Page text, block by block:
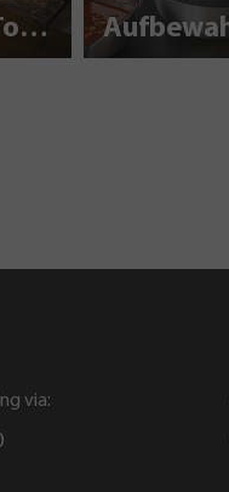
Nachhaltigkeit - To Go
via: